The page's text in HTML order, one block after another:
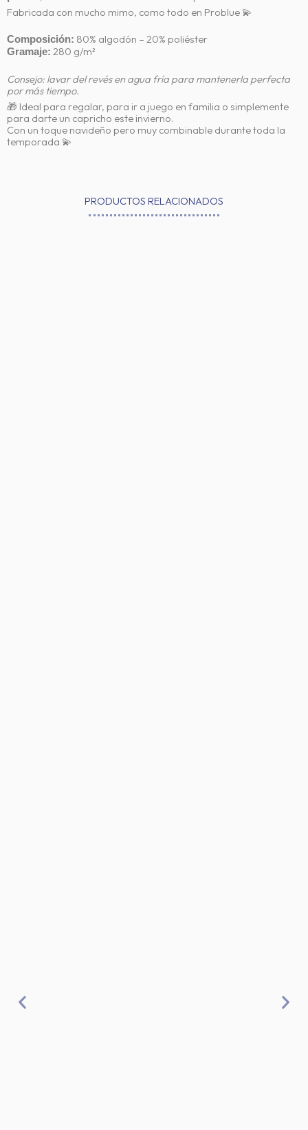
Fabricada con mucho mimo, como todo en Problue 💫
Composición: 80% algodón – 20% poliéster
Gramaje: 280 g/m²
Consejo: lavar del revés en agua fría para mantenerla perfecta
por más tiempo.
🎁 Ideal para regalar, para ir a juego en familia o simplemente
para darte un capricho este invierno.
Con un toque navideño pero muy combinable durante toda la
temporada 💫
PRODUCTOS RELACIONADOS